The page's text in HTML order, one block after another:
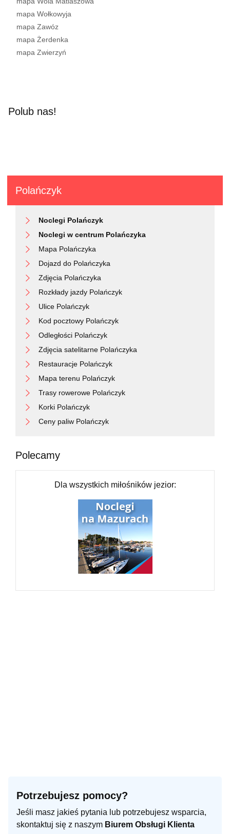
mapa Wołkowyja
mapa Zawóz
mapa Żerdenka
mapa Zwierzyń
Polub nas!
Polańczyk
Noclegi Polańczyk
Noclegi w centrum Polańczyka
Mapa Polańczyka
Dojazd do Polańczyka
Zdjęcia Polańczyka
Rozkłady jazdy Polańczyk
Ulice Polańczyk
Kod pocztowy Polańczyk
Odległości Polańczyk
Zdjęcia satelitarne Polańczyka
Restauracje Polańczyk
Mapa terenu Polańczyk
Trasy rowerowe Polańczyk
Korki Polańczyk
Ceny paliw Polańczyk
Polecamy
Dla wszystkich miłośników jezior:
Potrzebujesz pomocy?
Jeśli masz jakieś pytania lub potrzebujesz wsparcia,
skontaktuj się z naszym Biurem Obsługi Klienta